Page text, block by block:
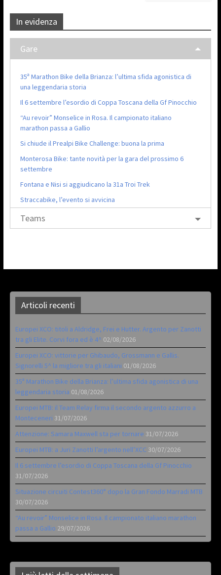
In evidenza
Gare
35ª Marathon Bike della Brianza: l’ultima sfida agonistica di
una leggendaria storia
Il 6 settembre l’esordio di Coppa Toscana della Gf Pinocchio
“Au revoir” Monselice in Rosa. Il campionato italiano
marathon passa a Gallio
Si chiude il Prealpi Bike Challenge: buona la prima
Monterosa Bike: tante novità per la gara del prossimo 6
settembre
Fontana e Nisi si aggiudicano la 31a Troi Trek
Straccabike, l’evento si avvicina
Teams
Articoli recenti
Europei XCO: titoli a Aldridge, Frei e Hutter. Argento per Zanotti
tra gli Elite. Corvi fora ed è 4^ 02/08/2026
Europei XCO: vittorie per Ghibaudo, Grossmann e Gallis.
Signorelli 5^ la migliore tra gli italiani 01/08/2026
35ª Marathon Bike della Brianza: l’ultima sfida agonistica di una
leggendaria storia 01/08/2026
Europei MTB: il Team Relay firma il secondo argento azzurro a
Monteceneri 31/07/2026
Attenzione: Samara Maxwell sta per tornare 31/07/2026
Europei MTB: a Juri Zanotti l’argento nell’XCC 30/07/2026
Il 6 settembre l’esordio di Coppa Toscana della Gf Pinocchio
31/07/2026
Situazione circuiti Contest360° dopo la Gran Fondo Marradi MTB
30/07/2026
“Au revoir” Monselice in Rosa. Il campionato italiano marathon
passa a Gallio 29/07/2026